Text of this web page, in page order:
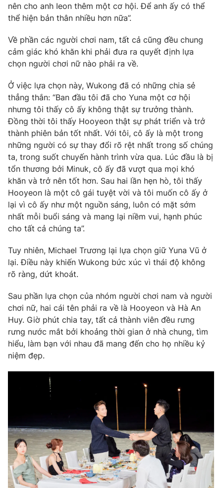
VTV Sức khoẻ Bất động sản
Thị trường 24h Tấm lòng Việt
VTV9 VTV8
Liên hệ tòa soạn English
THỜI BÁO VTV
Theo dõi báo trên
Cơ quan báo chí: Thời báo VTV
Giấy phép hoạt động báo in và báo điện tử số 483/GP-BTTTT
cấp ngày 29/12/2023
Tổng Biên tập: Vũ Thanh Thủy
Phó Tổng Biên tập:Nguyễn Thị Mỹ Hạnh, Phạm Quốc Thắng,
Nguyễn Trọng Ninh
Tổng đài VTV:024.38 355 931 - 024.38 355 932
Ðiện thoại Thời báo VTV:024.66 897 897
Email: toasoan@vtv.vn
nên cho anh Ieon thêm một cơ hội. Để anh ấy có thể
thể hiện bản thân nhiều hơn nữa”.
Về phần các người chơi nam, tất cả cũng đều chung
cảm giác khó khăn khi phải đưa ra quyết định lựa
chọn người chơi nữ nào phải ra về.
Ở việc lựa chọn này, Wukong đã có những chia sẻ
thẳng thắn: “Ban đầu tôi đã cho Yuna một cơ hội
nhưng tôi thấy cô ấy không thật sự trưởng thành.
Đồng thời tôi thấy Hooyeon thật sự phát triển và trở
thành phiên bản tốt nhất. Với tôi, cô ấy là một trong
những người có sự thay đổi rõ rệt nhất trong số chúng
ta, trong suốt chuyến hành trình vừa qua. Lúc đầu là bị
tổn thương bởi Minuk, cô ấy đã vượt qua mọi khó
khăn và trở nên tốt hơn. Sau hai lần hẹn hò, tôi thấy
Hooyeon là một cô gái tuyệt vời và tôi muốn cô ấy ở
lại vì cô ấy như một nguồn sáng, luôn có mặt sớm
nhất mỗi buổi sáng và mang lại niềm vui, hạnh phúc
cho tất cả chúng ta”.
Tuy nhiên, Michael Trương lại lựa chọn giữ Yuna Vũ ở
lại. Điều này khiến Wukong bức xúc vì thái độ không
rõ ràng, dứt khoát.
Sau phần lựa chọn của nhóm người chơi nam và người
chơi nữ, hai cái tên phải ra về là Hooyeon và Hà An
Huy. Giờ phút chia tay, tất cả thành viên đều rưng
rưng nước mắt bởi khoảng thời gian ở nhà chung, tìm
hiểu, làm bạn với nhau đã mang đến cho họ nhiều kỷ
niệm đẹp.